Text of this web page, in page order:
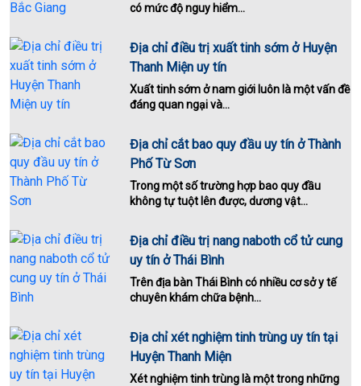
có mức độ nguy hiểm...
Địa chỉ điều trị xuất tinh sớm ở Huyện
Thanh Miện uy tín
Xuất tinh sớm ở nam giới luôn là một vấn đề
đáng quan ngại và...
Địa chỉ cắt bao quy đầu uy tín ở Thành
Phố Từ Sơn
Trong một số trường hợp bao quy đầu
không tự tuột lên được, dương vật...
Địa chỉ điều trị nang naboth cổ tử cung
uy tín ở Thái Bình
Trên địa bàn Thái Bình có nhiều cơ sở y tế
chuyên khám chữa bệnh...
Địa chỉ xét nghiệm tinh trùng uy tín tại
Huyện Thanh Miện
Xét nghiệm tinh trùng là một trong những